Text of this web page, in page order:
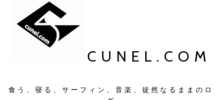
CUNEL.COM
食う、寝る、サーフィン、音楽、徒然なるままのロ